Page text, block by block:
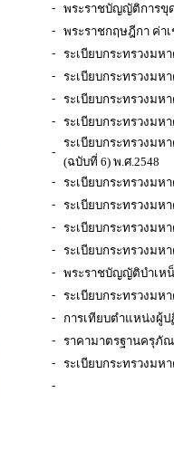
-
พระราชบัญญัติการขุ
-
พระราชกฤษฎีกา ค่า
-
ระเบียบกระทรวงมห
-
ระเบียบกระทรวงม
-
ระเบียบกระทรวงมห
-
ระเบียบกระทรวงมห
-
ระเบียบกระทรวงมห
(ฉบับที่ 6) พ.ศ.2548
-
ระเบียบกระทรวงมห
-
ระเบียบกระทรวงมห
-
ระเบียบกระทรวงมห
-
ระเบียบกระทรวงมห
-
พระราชบัญญัติบำเห
-
ระเบียบกระทรวงม
-
การเทียบตำแหน่งผู้
-
ราคามาตรฐานครุภั
-
ระเบียบกระทรวงมห
-